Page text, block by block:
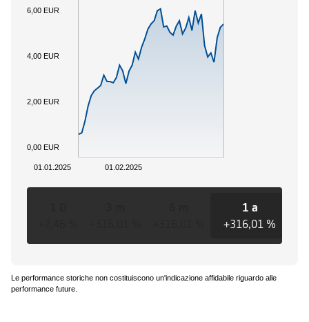
01.02.2025
01.01.2025
0,00 EUR
2,00 EUR
4,00 EUR
6,00 EUR
1 a
+316,01 %
Le performance storiche non costituiscono un'indicazione affidabile riguardo alle
performance future.